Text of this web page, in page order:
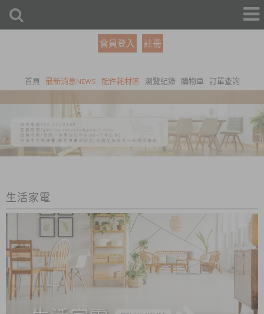
會員登入 註冊
首頁 最新消息NEWS 配件耗材區 瀏覽紀錄 購物車 訂單查詢
生活家電